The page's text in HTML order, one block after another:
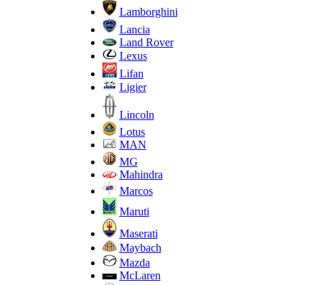
Lamborghini
Lancia
Land Rover
Lexus
Lifan
Ligier
Lincoln
Lotus
MAN
MG
Mahindra
Marcos
Maruti
Maserati
Maybach
Mazda
McLaren